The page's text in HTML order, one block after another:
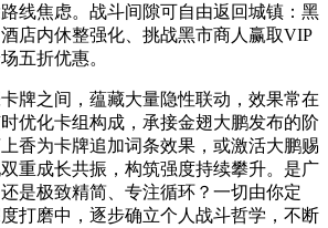
线焦虑。战斗间隙可自由返回城镇：黑
店内休整强化、挑战黑市商人赢取VIP
五折优惠。
牌之间，蕴藏大量隐性联动，效果常在
优化卡组构成，承接金翅大鹏发布的阶
香为卡牌追加词条效果，或激活大鹏赐
重成长共振，构筑强度持续攀升。是广
是极致精简、专注循环？一切由你定
打磨中，逐步确立个人战斗哲学，不断